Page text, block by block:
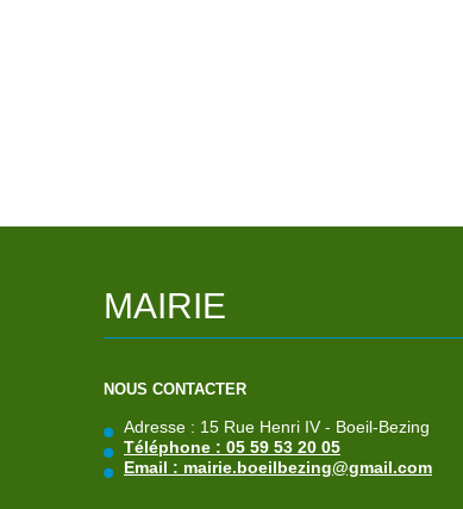
MAIRIE
NOUS CONTACTER
Adresse : 15 Rue Henri IV - Boeil-Bezing
Téléphone : 05 59 53 20 05
Email : mairie.boeilbezing@gmail.com